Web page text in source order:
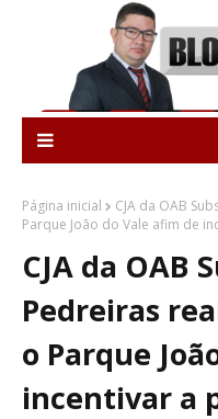
Página inicial
CJA da OAB
Parque João do Vale afim de
CJA da OAB
Pedreiras
o Parque
incentivar a